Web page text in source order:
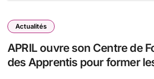
Actualités
APRIL ouvre son Centre de
des Apprentis pour former les talents de